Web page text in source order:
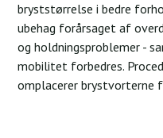
bryststørrelse i bedre
ubehag forårsaget af
og holdningsproblemer -
mobilitet forbedres.
omplacerer brystvorterne